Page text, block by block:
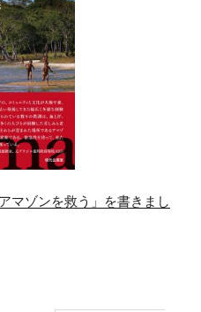
マゾンを救う」を書きまし